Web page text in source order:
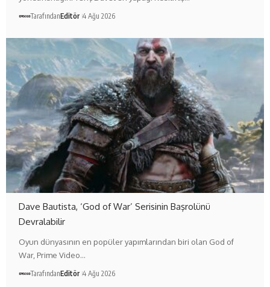
TarafındanEditör 4 Ağu 2026
Dave Bautista, ‘God of War’ Serisinin Başrolünü
Devralabilir
Oyun dünyasının en popüler yapımlarından biri olan God of
War, Prime Video…
TarafındanEditör 4 Ağu 2026